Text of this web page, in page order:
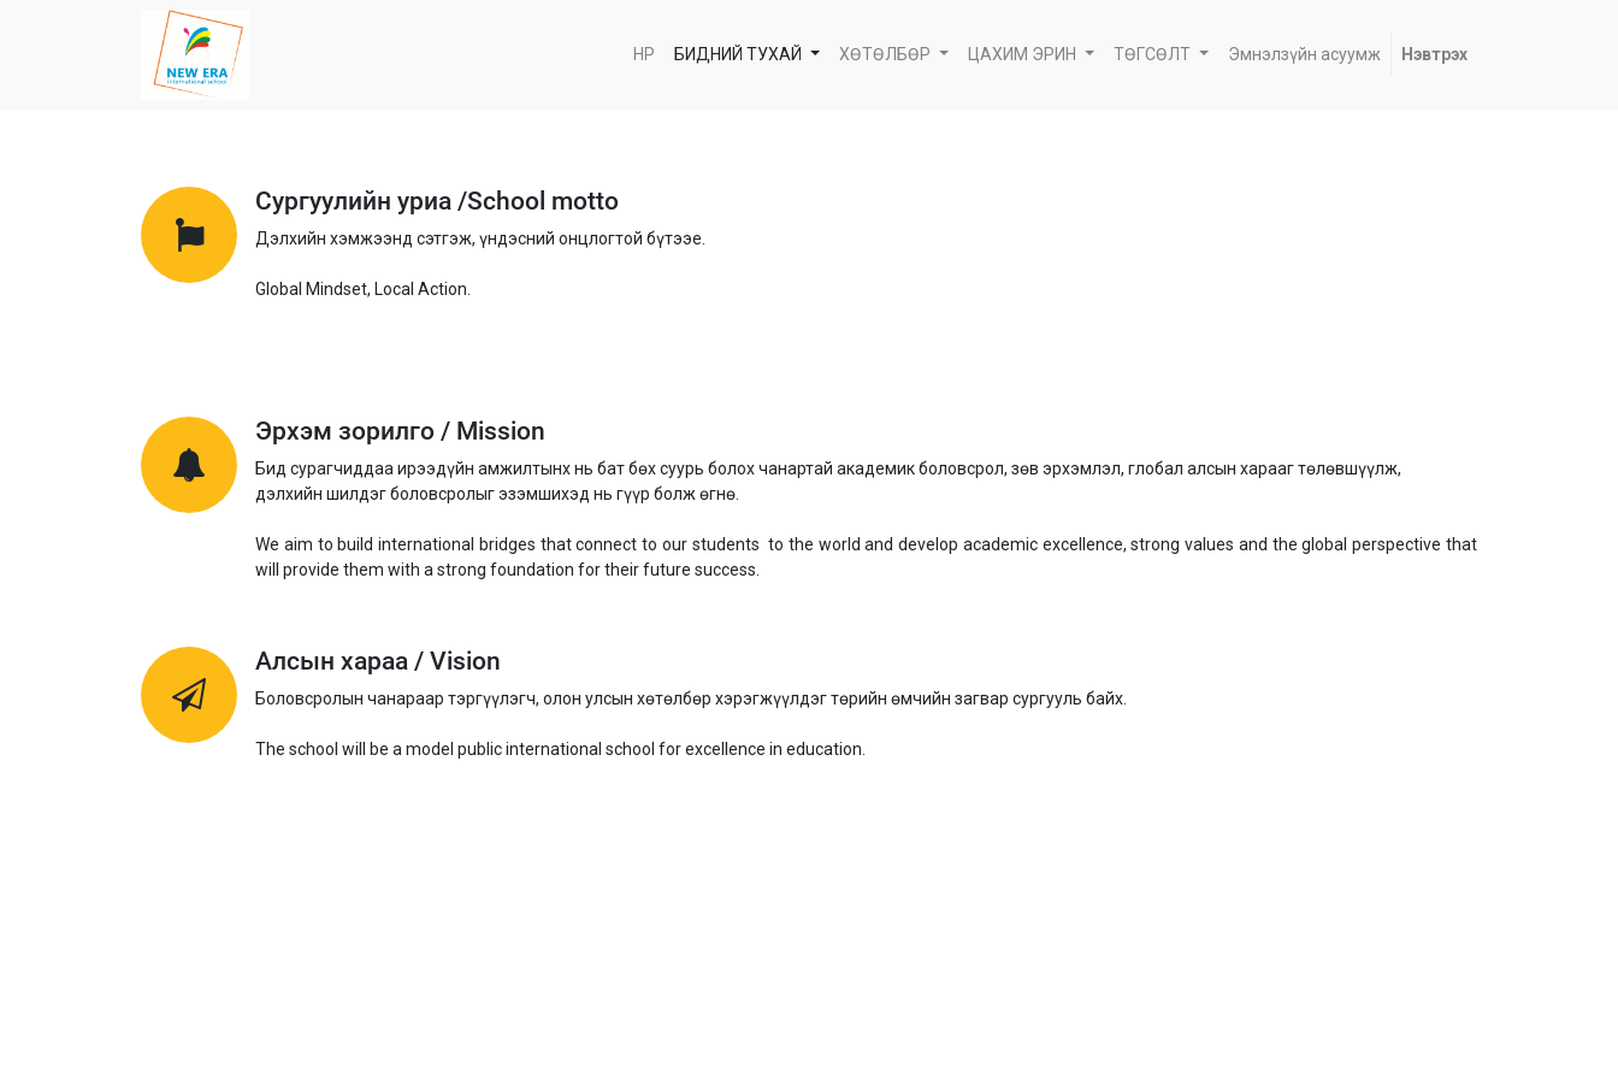
НҮҮР БИДНИЙ ТУХАЙ ХӨТӨЛБӨР ЦАХИМ ЭРИН ТӨГСӨЛТ Эмнэлзүйн асуумж Нэвтрэх
Сургуулийн уриа /School motto
Дэлхийн хэмжээнд сэтгэж, үндэсний онцлогтой бүтээе.
Global Mindset, Local Action.
Эрхэм зорилго / Mission
Бид сурагчиддаа ирээдүйн амжилтынх нь бат бөх суурь болох чанартай академик боловсрол, зөв эрхэмлэл, глобал алсын харааг төлөвшүүлж,
дэлхийн шилдэг боловсролыг эзэмшихэд нь гүүр болж өгнө.
We aim to build international bridges that connect to our students to the world and develop academic excellence, strong values and the global perspective that
will provide them with a strong foundation for their future success.
Алсын хараа / Vision
Боловсролын чанараар тэргүүлэгч, олон улсын хөтөлбөр хэрэгжүүлдэг төрийн өмчийн загвар сургууль байх.
The school will be a model public international school for excellence in education.